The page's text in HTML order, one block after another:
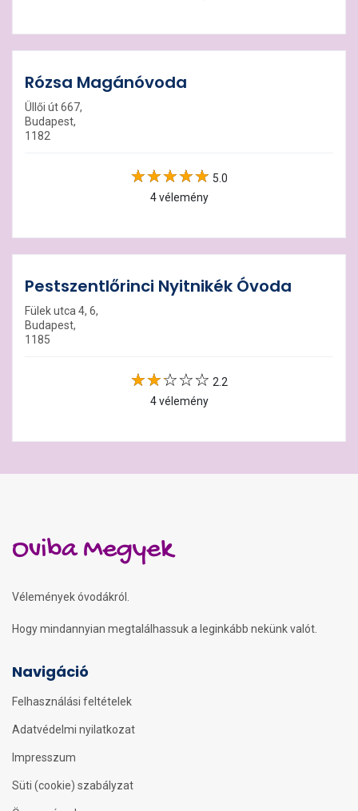
Rózsa Magánóvoda
Üllői út 667,
Budapest,
1182
5.0
4 vélemény
Pestszentlőrinci Nyitnikék Óvoda
Fülek utca 4, 6,
Budapest,
1185
2.2
4 vélemény
Oviba Megyek
Vélemények óvodákról.
Hogy mindannyian megtalálhassuk a leginkább nekünk valót.
Navigáció
Felhasználási feltételek
Adatvédelmi nyilatkozat
Impresszum
Süti (cookie) szabályzat